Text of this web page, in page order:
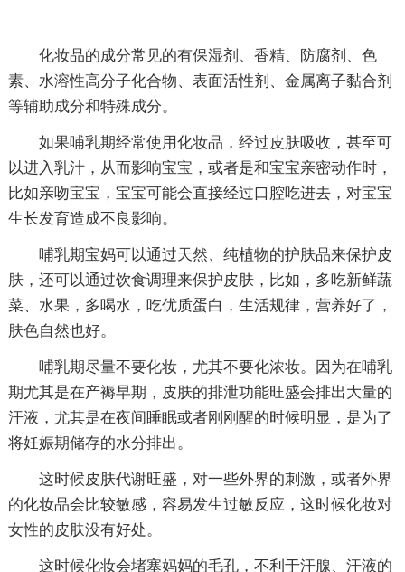
化妆品的成分常见的有保湿剂、香精、防腐剂、色
素、水溶性高分子化合物、表面活性剂、金属离子黏合剂
等辅助成分和特殊成分。
如果哺乳期经常使用化妆品，经过皮肤吸收，甚至可
以进入乳汁，从而影响宝宝，或者是和宝宝亲密动作时，
比如亲吻宝宝，宝宝可能会直接经过口腔吃进去，对宝宝
生长发育造成不良影响。
哺乳期宝妈可以通过天然、纯植物的护肤品来保护皮
肤，还可以通过饮食调理来保护皮肤，比如，多吃新鲜蔬
菜、水果，多喝水，吃优质蛋白，生活规律，营养好了，
肤色自然也好。
哺乳期尽量不要化妆，尤其不要化浓妆。因为在哺乳
期尤其是在产褥早期，皮肤的排泄功能旺盛会排出大量的
汗液，尤其是在夜间睡眠或者刚刚醒的时候明显，是为了
将妊娠期储存的水分排出。
这时候皮肤代谢旺盛，对一些外界的刺激，或者外界
的化妆品会比较敏感，容易发生过敏反应，这时候化妆对
女性的皮肤没有好处。
这时候化妆会堵塞妈妈的毛孔，不利于汗腺、汗液的